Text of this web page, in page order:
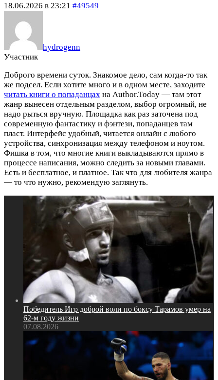
18.06.2026 в 23:21 #49549
hydrogenn
Участник
Доброго времени суток. Знакомое дело, сам когда-то так
же подсел. Если хотите много и в одном месте, заходите
читать книги о попаданцах на Author.Today — там этот
жанр вынесен отдельным разделом, выбор огромный, не
надо рыться вручную. Площадка как раз заточена под
современную фантастику и фэнтези, попаданцев там
пласт. Интерфейс удобный, читается онлайн с любого
устройства, синхронизация между телефоном и ноутом.
Фишка в том, что многие книги выкладываются прямо в
процессе написания, можно следить за новыми главами.
Есть и бесплатное, и платное. Так что для любителя жанра
— то что нужно, рекомендую заглянуть.
Победитель Игр доброй воли по боксу Тарамов умер на
62‑м году жизни
07.08.2026